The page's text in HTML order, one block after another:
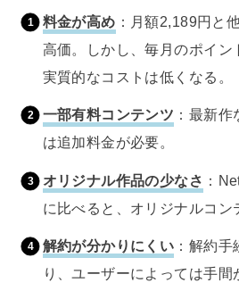
料金が高め ：月額2,189円と
高価。しかし、毎月のポイン
実質的なコストは低くなる。
一部有料コンテンツ ：最新
は追加料金が必要。
オリジナル作品の少なさ ：
に比べると、オリジナルコン
解約が分かりにくい ：解約
り、ユーザーによっては手間